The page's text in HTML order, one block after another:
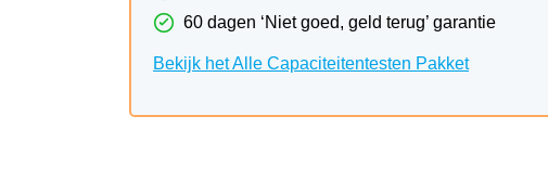
60 dagen ‘Niet goed, geld terug’ garantie
Bekijk het Alle Capaciteitentesten Pakket